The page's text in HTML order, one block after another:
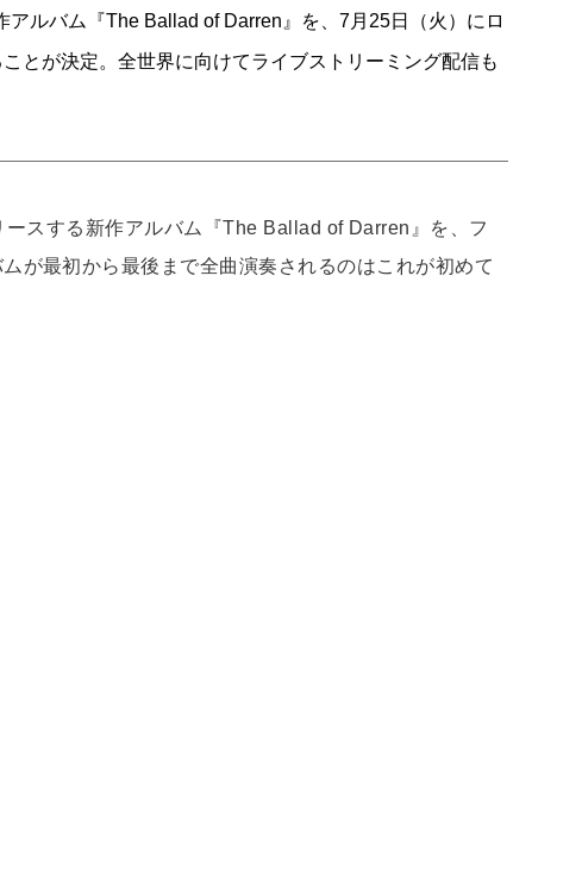
ルバム『The Ballad of Darren』を、7月25日（火）にロ
とが決定。全世界に向けてライブストリーミング配信も
スする新作アルバム『The Ballad of Darren』を、フ
が最初から最後まで全曲演奏されるのはこれが初めて